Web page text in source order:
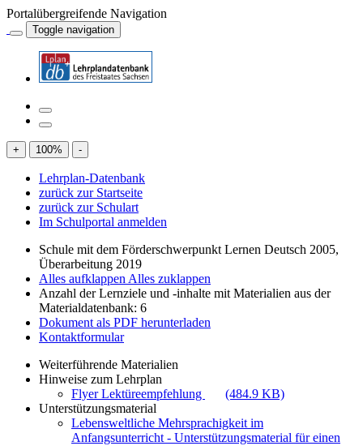
Portalübergreifende Navigation
Toggle navigation
+ 100% -
Lehrplan-Datenbank
zurück zur Startseite
zurück zur Schulart
Im Schulportal anmelden
Schule mit dem Förderschwerpunkt Lernen Deutsch 2005,
Überarbeitung 2019
Alles aufklappen Alles zuklappen
Anzahl der Lernziele und -inhalte mit Materialien aus der
Materialdatenbank: 6
Dokument als PDF herunterladen
Kontaktformular
Weiterführende Materialien
Hinweise zum Lehrplan
Flyer Lektüreempfehlung
(484.9 KB)
Unterstützungsmaterial
Lebensweltliche Mehrsprachigkeit im
Anfangsunterricht - Unterstützungsmaterial für einen